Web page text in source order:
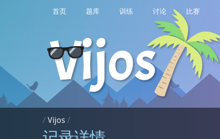
首页 题库 训练 讨论 比赛
/Vijos /